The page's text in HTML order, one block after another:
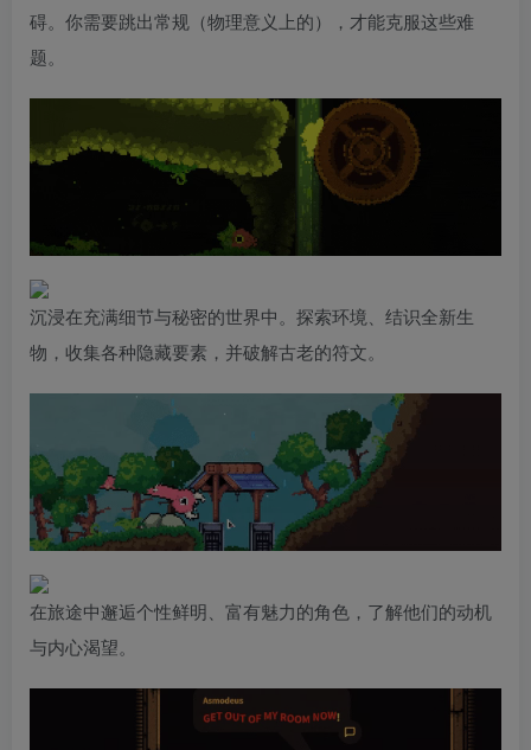
碍。你需要跳出常规（物理意义上的），才能克服这些难
题。
沉浸在充满细节与秘密的世界中。探索环境、结识全新生
物，收集各种隐藏要素，并破解古老的符文。
在旅途中邂逅个性鲜明、富有魅力的角色，了解他们的动机
与内心渴望。